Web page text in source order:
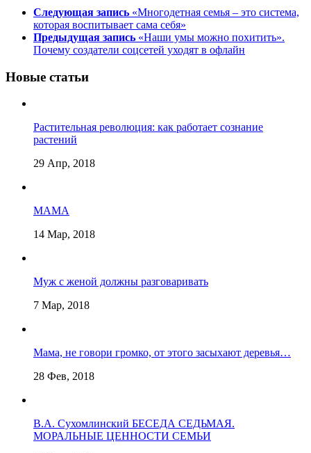
Следующая запись «Многодетная семья – это система,
которая воспитывает сама себя»
Предыдущая запись «Наши умы можно похитить».
Почему создатели соцсетей уходят в офлайн
Новые статьи
Растительная революция: как работает сознание
растений
29 Апр, 2018
МАМА
14 Мар, 2018
Муж с женой должны разговаривать
7 Мар, 2018
Мама, не говори громко, от этого засыхают деревья…
28 Фев, 2018
В.А. Сухомлинский БЕСЕДА СЕДЬМАЯ.
МОРАЛЬНЫЕ ЦЕННОСТИ СЕМЬИ